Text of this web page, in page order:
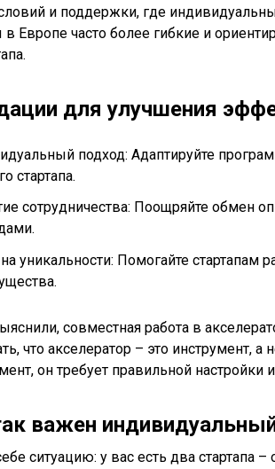
и поддержки, где
в Европе часто более гибкие и
для улучшения
подход: Адаптируйте
стартапа.
сотрудничества: Поощряйте обмен
уникальности: Помогайте стартапам
совместная работа в
что акселератор – это инструмент, а
он требует правильной настройки
важен
ситуацию: у вас есть два стартапа